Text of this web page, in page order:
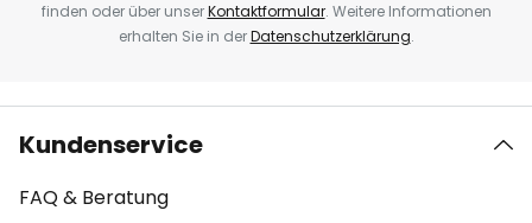
finden oder über unserKontaktformular. Weitere Informationen
erhalten Sie in derDatenschutzerklärung.
Kundenservice
FAQ & Beratung